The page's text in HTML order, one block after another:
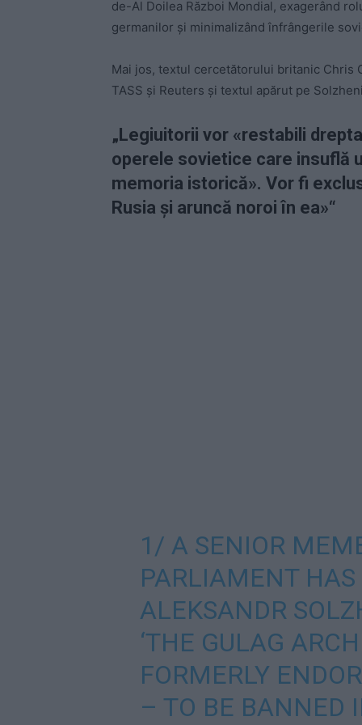
de-Al Doilea Război Mondial, exagerând
germanilor și minimalizând înfrângerile
Mai jos, textul cercetătorului britanic Chris
TASS și Reuters și textul apărut pe
„Legiuitorii vor «restabili
operele sovietice care insuflă
memoria istorică». Vor fi
Rusia și aruncă noroi în ea»“
1/ A SENIOR
PARLIAMENT
ALEKSANDR
‘THE GULAG
FORMERLY
– TO BE BANNED